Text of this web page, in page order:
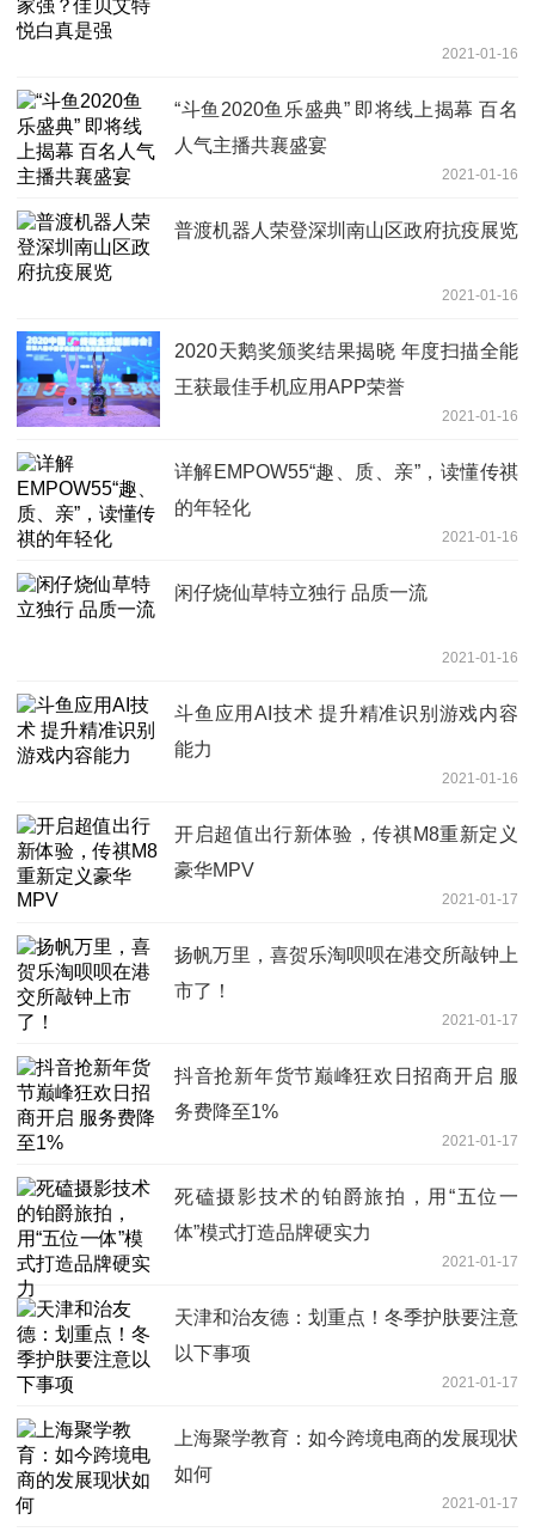
2021-01-16
“斗鱼2020鱼乐盛典” 即将线上揭幕 百名
人气主播共襄盛宴
2021-01-16
普渡机器人荣登深圳南山区政府抗疫展览
2021-01-16
2020天鹅奖颁奖结果揭晓 年度扫描全能
王获最佳手机应用APP荣誉
2021-01-16
详解EMPOW55“趣、质、亲”，读懂传祺
的年轻化
2021-01-16
闲仔烧仙草特立独行 品质一流
2021-01-16
斗鱼应用AI技术 提升精准识别游戏内容
能力
2021-01-16
开启超值出行新体验，传祺M8重新定义
豪华MPV
2021-01-17
扬帆万里，喜贺乐淘呗呗在港交所敲钟上
市了！
2021-01-17
抖音抢新年货节巅峰狂欢日招商开启 服
务费降至1%
2021-01-17
死磕摄影技术的铂爵旅拍，用“五位一
体”模式打造品牌硬实力
2021-01-17
天津和治友德：划重点！冬季护肤要注意
以下事项
2021-01-17
上海聚学教育：如今跨境电商的发展现状
如何
2021-01-17